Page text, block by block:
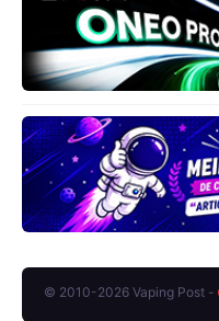
© 2010-2026 Vaping Post -